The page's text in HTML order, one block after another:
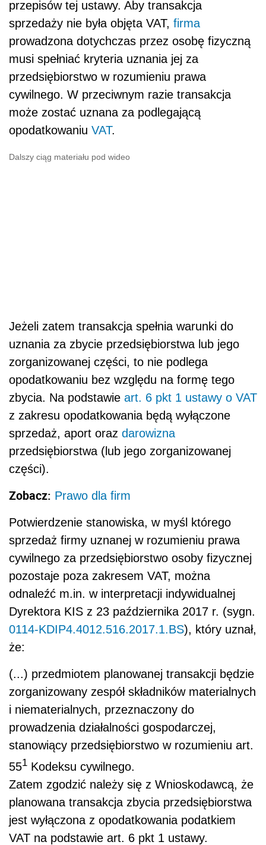
przepisów tej ustawy. Aby transakcja
sprzedaży nie była objęta VAT, firma
prowadzona dotychczas przez osobę fizyczną
musi spełniać kryteria uznania jej za
przedsiębiorstwo w rozumieniu prawa
cywilnego. W przeciwnym razie transakcja
może zostać uznana za podlegającą
opodatkowaniu VAT.
Dalszy ciąg materiału pod wideo
Jeżeli zatem transakcja spełnia warunki do
uznania za zbycie przedsiębiorstwa lub jego
zorganizowanej części, to nie podlega
opodatkowaniu bez względu na formę tego
zbycia. Na podstawie art. 6 pkt 1 ustawy o VAT
z zakresu opodatkowania będą wyłączone
sprzedaż, aport oraz darowizna
przedsiębiorstwa (lub jego zorganizowanej
części).
Zobacz: Prawo dla firm
Potwierdzenie stanowiska, w myśl którego
sprzedaż firmy uznanej w rozumieniu prawa
cywilnego za przedsiębiorstwo osoby fizycznej
pozostaje poza zakresem VAT, można
odnaleźć m.in. w interpretacji indywidualnej
Dyrektora KIS z 23 października 2017 r. (sygn.
0114-KDIP4.4012.516.2017.1.BS), który uznał,
że:
(...) przedmiotem planowanej transakcji będzie
zorganizowany zespół składników materialnych
i niematerialnych, przeznaczony do
prowadzenia działalności gospodarczej,
stanowiący przedsiębiorstwo w rozumieniu art.
551 Kodeksu cywilnego.
Zatem zgodzić należy się z Wnioskodawcą, że
planowana transakcja zbycia przedsiębiorstwa
jest wyłączona z opodatkowania podatkiem
VAT na podstawie art. 6 pkt 1 ustawy.